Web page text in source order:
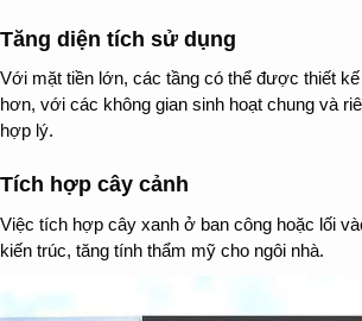
Tăng diện tích sử dụng
Với mặt tiền lớn, các tầng có thể được thiết
hơn, với các không gian sinh hoạt chung và
hợp lý.
Tích hợp cây cảnh
Việc tích hợp cây xanh ở ban công hoặc lối
kiến trúc, tăng tính thẩm mỹ cho ngôi nhà.